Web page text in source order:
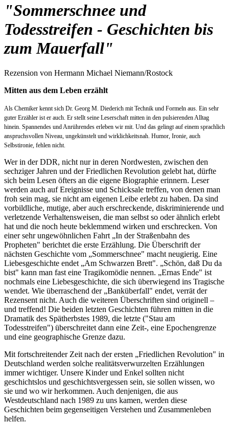
"Sommerschnee und
Todesstreifen - Geschichten bis
zum Mauerfall"
Rezension von Hermann Michael Niemann/Rostock
Mitten aus dem Leben erzählt
Als Chemiker kennt sich Dr. Georg M. Diederich mit Technik und Formeln aus. Ein sehr
guter Erzähler ist er auch. Er stellt seine Leserschaft mitten in den pulsierenden Alltag
hinein. Spannendes und Anrührendes erleben wir mit. Und das gelingt auf einem sprachlich
anspruchsvollen Niveau, ungekünstelt und wirklichkeitsnah. Humor, Ironie, auch
Selbstironie, fehlen nicht.
Wer in der DDR, nicht nur in deren Nordwesten, zwischen den
sechziger Jahren und der Friedlichen Revolution gelebt hat, dürfte
sich beim Lesen öfters an die eigene Biographie erinnern. Leser
werden auch auf Ereignisse und Schicksale treffen, von denen man
froh sein mag, sie nicht am eigenen Leibe erlebt zu haben. Da sind
vorbildliche, mutige, aber auch erschreckende, diskriminierende und
verletzende Verhaltensweisen, die man selbst so oder ähnlich erlebt
hat und die noch heute beklemmend wirken und erschrecken. Von
einer sehr ungewöhnlichen Fahrt „In der Straßenbahn des
Propheten" berichtet die erste Erzählung. Die Überschrift der
nächsten Geschichte vom „Sommerschnee" macht neugierig. Eine
Liebesgeschichte endet „Am Schwarzen Brett". „Schön, daß Du da
bist" kann man fast eine Tragikomödie nennen. „Ernas Ende" ist
nochmals eine Liebesgeschichte, die sich überwiegend ins Tragische
wendet. Wie überraschend der „Banküberfall" endet, verrät der
Rezensent nicht. Auch die weiteren Überschriften sind originell –
und treffend! Die beiden letzten Geschichten führen mitten in die
Dramatik des Spätherbstes 1989, die letzte ("Stau am
Todesstreifen") überschreitet dann eine Zeit-, eine Epochengrenze
und eine geographische Grenze dazu.
Mit fortschreitender Zeit nach der ersten „Friedlichen Revolution" in
Deutschland werden solche realitätsverwurzelten Erzählungen
immer wichtiger. Unsere Kinder und Enkel sollten nicht
geschichtslos und geschichtsvergessen sein, sie sollen wissen, wo
sie und wo wir herkommen. Auch denjenigen, die aus
Westdeutschland nach 1989 zu uns kamen, werden diese
Geschichten beim gegenseitigen Verstehen und Zusammenleben
helfen.